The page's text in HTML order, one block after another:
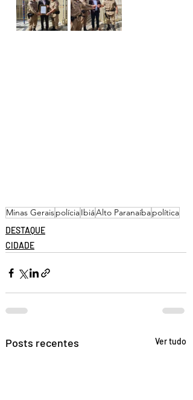
Minas GeraispolíciaIbiáAlto Paranaíbapolítica
DESTAQUE
CIDADE
Posts recentes Ver tudo